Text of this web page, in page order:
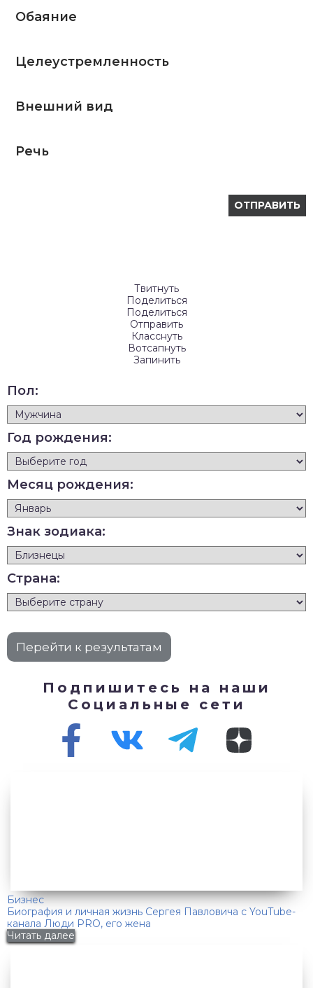
Обаяние
Целеустремленность
Внешний вид
Речь
Твитнуть
Поделиться
Поделиться
Отправить
Класснуть
Вотсапнуть
Запинить
Пол:
Год рождения:
Месяц рождения:
Знак зодиака:
Страна:
Подпишитесь на наши
Социальные сети
Бизнес
Биография и личная жизнь Сергея Павловича с YouTube-
канала Люди PRO, его жена
Читать далее